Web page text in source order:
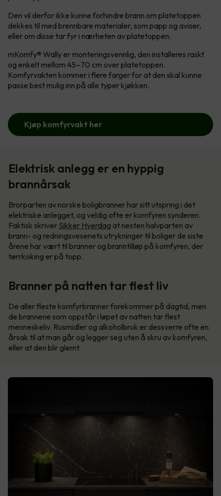
Den vil derfor ikke kunne forhindre brann om platetoppen
dekkes til med brennbare materialer, som papp og aviser,
eller om disse tar fyr i nærheten av platetoppen.
mKomfy® Wally er monteringsvennlig, den installeres raskt
og enkelt mellom 45–70 cm over platetoppen.
Komfyrvakten kommer i flere farger for at den skal kunne
passe best mulig inn på alle typer kjøkken.
Kjøp komfyrvakt her
Elektrisk anlegg er en hyppig
brannårsak
Brorparten av norske boligbranner har sitt utspring i det
elektriske anlegget, og veldig ofte er komfyren synderen.
Faktisk skriver Sikker Hverdag at nesten halvparten av
brann- og redningsvesenets utrykninger til boliger de siste
årene har vært til branner og branntilløp på komfyren, der
tørrkoking er på topp.
Branner på natten tar flest liv
De aller fleste komfyrbranner forekommer på dagtid, men
de brannene som oppstår i løpet av natten tar flest
menneskeliv. Rusmidler og alkoholbruk er dessverre ofte en
årsak til at man går og legger seg uten å skru av komfyren,
eller at den blir glemt.